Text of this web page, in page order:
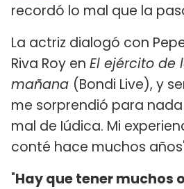
recordó lo mal que la
La actriz dialogó con
Riva Roy en El ejército de
mañana (Bondi Live), y
me sorprendió para
mal de Iúdica. Mi
conté hace muchos
"Hay que tener muchos